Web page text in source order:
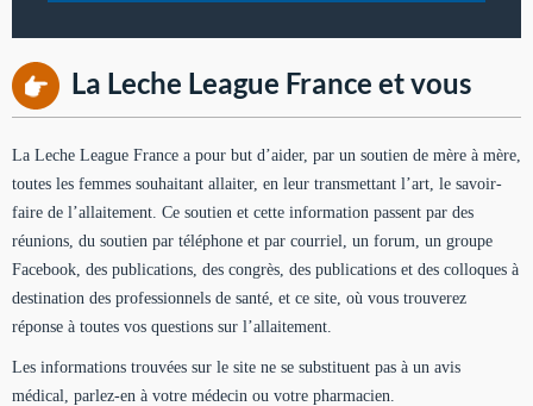
La Leche League France et vous
La Leche League France a pour but d’aider, par un soutien de mère à mère,
toutes les femmes souhaitant allaiter, en leur transmettant l’art, le savoir-
faire de l’allaitement. Ce soutien et cette information passent par des
réunions, du soutien par téléphone et par courriel, un forum, un groupe
Facebook, des publications, des congrès, des publications et des colloques à
destination des professionnels de santé, et ce site, où vous trouverez
réponse à toutes vos questions sur l’allaitement.
Les informations trouvées sur le site ne se substituent pas à un avis
médical, parlez-en à votre médecin ou votre pharmacien.